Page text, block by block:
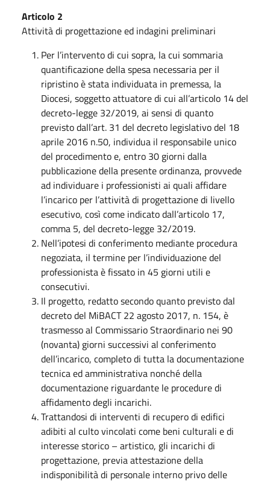
Articolo 2
Attività di progettazione ed indagini preliminari
Per l’intervento di cui sopra, la cui sommaria
quantificazione della spesa necessaria per il
ripristino è stata individuata in premessa, la
Diocesi, soggetto attuatore di cui all’articolo 14 del
decreto-legge 32/2019, ai sensi di quanto
previsto dall’art. 31 del decreto legislativo del 18
aprile 2016 n.50, individua il responsabile unico
del procedimento e, entro 30 giorni dalla
pubblicazione della presente ordinanza, provvede
ad individuare i professionisti ai quali affidare
l’incarico per l’attività di progettazione di livello
esecutivo, così come indicato dall’articolo 17,
comma 5, del decreto-legge 32/2019.
Nell’ipotesi di conferimento mediante procedura
negoziata, il termine per l’individuazione del
professionista è fissato in 45 giorni utili e
consecutivi.
Il progetto, redatto secondo quanto previsto dal
decreto del MiBACT 22 agosto 2017, n. 154, è
trasmesso al Commissario Straordinario nei 90
(novanta) giorni successivi al conferimento
dell’incarico, completo di tutta la documentazione
tecnica ed amministrativa nonché della
documentazione riguardante le procedure di
affidamento degli incarichi.
Trattandosi di interventi di recupero di edifici
adibiti al culto vincolati come beni culturali e di
interesse storico – artistico, gli incarichi di
progettazione, previa attestazione della
indisponibilità di personale interno privo delle